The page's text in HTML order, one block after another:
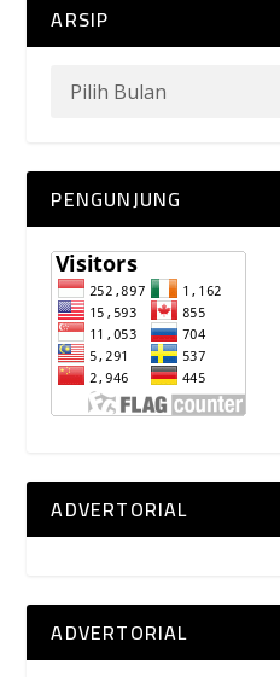
ARSIP
PENGUNJUNG
ADVERTORIAL
ADVERTORIAL